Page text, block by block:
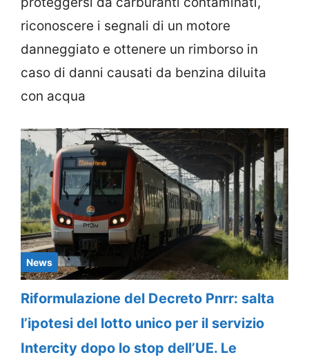
riconoscere i segnali di un motore
danneggiato e ottenere un rimborso in
caso di danni causati da benzina diluita
con acqua
News
Riformulazione del Decreto Pnrr: salta
l’ipotesi del lotto unico per il servizio
Intercity dopo lo stop dell’UE. Le